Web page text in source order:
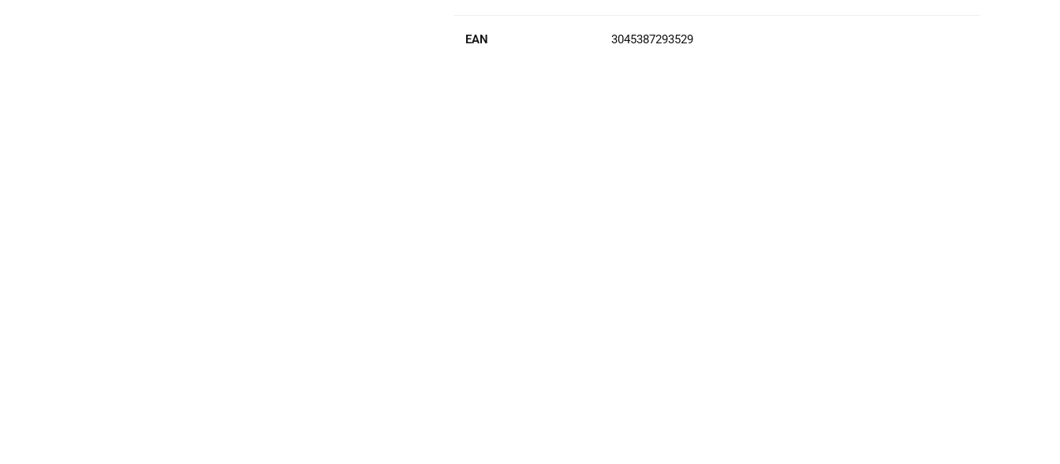
EAN 3045387293529